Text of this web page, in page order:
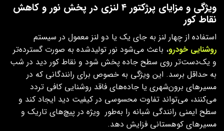
ویژگی و مزایای پرژکتور ۴ لنزی در پخش نور و کاهش
نقاط کور
استفاده از چهار لنز به‌ جای یک یا دو لنز معمول در سیستم
روشنایی خودرو، باعث می‌شود نور تولیدشده به‌ صورت گسترده‌تر
و یک‌دست‌تر روی سطح جاده پخش شود و نقاط کور دید در شب
به حداقل برسد. این ویژگی به‌ خصوص برای رانندگانی که در
مسیرهای برون‌شهری یا جاده‌های فاقد روشنایی کافی تردد
می‌کنند، می‌تواند تفاوت محسوسی در کیفیت دید ایجاد کند و
سطح ایمنی رانندگی شبانه را به‌طور ویژه در پیچ‌های تاریک و
مسیرهای کوهستانی فزایش دهد.